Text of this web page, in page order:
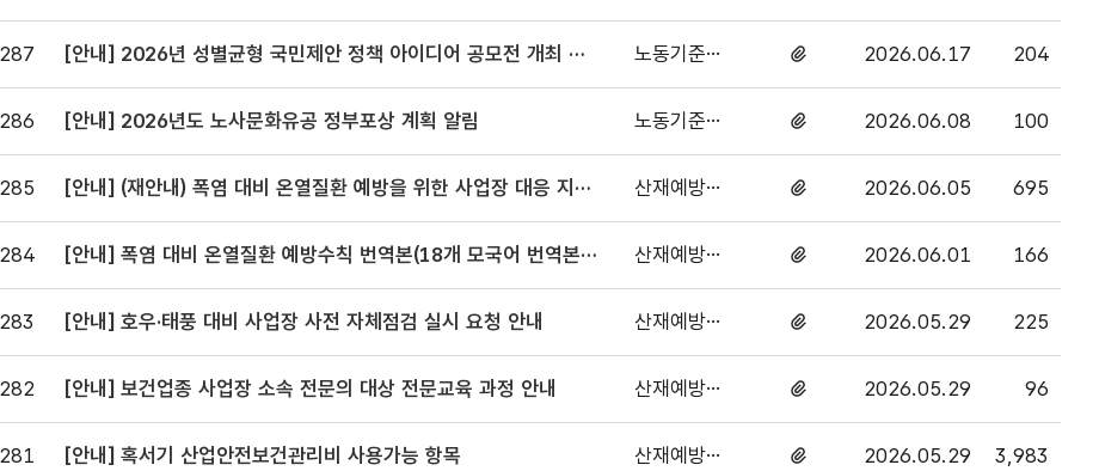
록일,
습니다.
독과
있음
287
[안내] 2026년 성별균형 국민제안 정책 아이디어 공모전 개최 안
내
노동기준조
사과
첨부파일
있음
2026.06.17 204
286 [안내] 2026년도 노사문화유공 정부포상 계획 알림
노동기준조
사과
첨부파일
있음
2026.06.08 100
285
[안내] (재안내) 폭염 대비 온열질환 예방을 위한 사업장 대응 지침
및 점검표 안내
산재예방감
독과
첨부파일
있음
2026.06.05 695
284
[안내] 폭염 대비 온열질환 예방수칙 번역본(18개 모국어 번역본)
게시 안내
산재예방감
독과
첨부파일
있음
2026.06.01 166
283 [안내] 호우·태풍 대비 사업장 사전 자체점검 실시 요청 안내
산재예방감
독과
첨부파일
있음
2026.05.29 225
282 [안내] 보건업종 사업장 소속 전문의 대상 전문교육 과정 안내
산재예방감
독과
첨부파일
있음
2026.05.29 96
281 [안내] 혹서기 산업안전보건관리비 사용가능 항목
산재예방감
첨부파일2026.05.29 3,983